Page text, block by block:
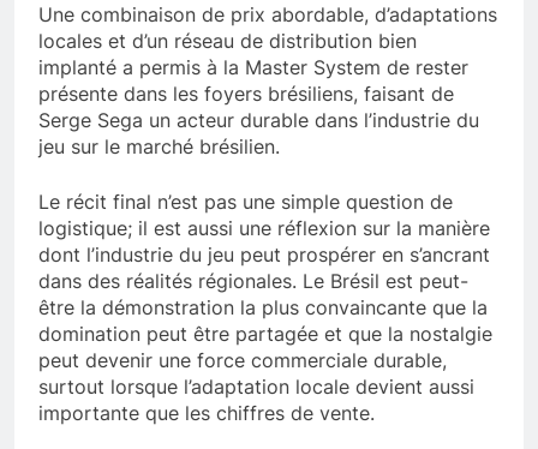
Une combinaison de prix abordable, d’adaptations
locales et d’un réseau de distribution bien
implanté a permis à la Master System de rester
présente dans les foyers brésiliens, faisant de
Serge Sega un acteur durable dans l’industrie du
jeu sur le marché brésilien.
Le récit final n’est pas une simple question de
logistique; il est aussi une réflexion sur la manière
dont l’industrie du jeu peut prospérer en s’ancrant
dans des réalités régionales. Le Brésil est peut-
être la démonstration la plus convaincante que la
domination peut être partagée et que la nostalgie
peut devenir une force commerciale durable,
surtout lorsque l’adaptation locale devient aussi
importante que les chiffres de vente.